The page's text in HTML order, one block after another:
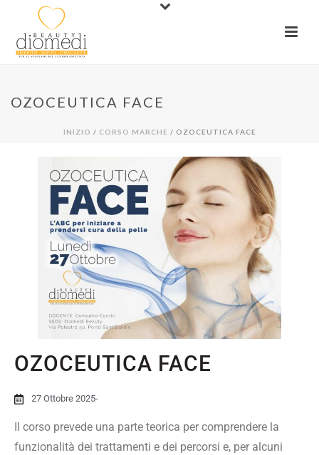
OZOCEUTICA FACE
INIZIO / CORSO MARCHE / OZOCEUTICA FACE
OZOCEUTICA FACE
27 Ottobre 2025-
Il corso prevede una parte teorica per comprendere la
funzionalità dei trattamenti e dei percorsi e, per alcuni